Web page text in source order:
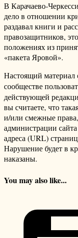
В Карачаево-
дело в отношении
раздавал книги и
правозащитников,
положениях из
«пакета Яровой».
Настоящий материал
сообществе
действующей
вы считаете, что
и/или смежные
администрации
адреса (URL)
Нарушение будет в
наказаны.
You may also like...